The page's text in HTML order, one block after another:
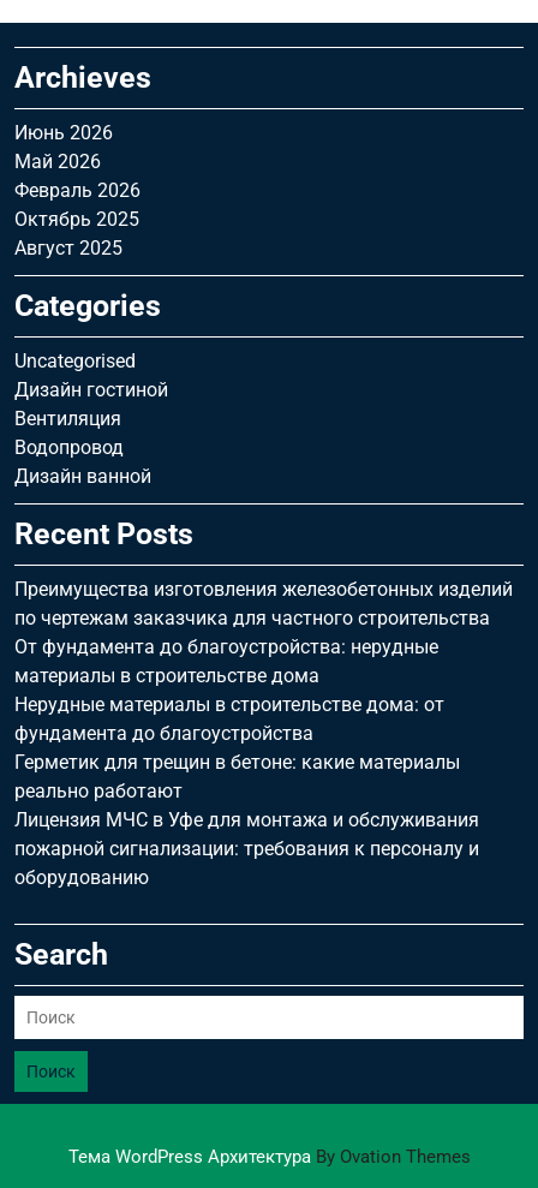
Archieves
Июнь 2026
Май 2026
Февраль 2026
Октябрь 2025
Август 2025
Categories
Uncategorised
Дизайн гостиной
Вентиляция
Водопровод
Дизайн ванной
Recent Posts
Преимущества изготовления железобетонных изделий
по чертежам заказчика для частного строительства
От фундамента до благоустройства: нерудные
материалы в строительстве дома
Нерудные материалы в строительстве дома: от
фундамента до благоустройства
Герметик для трещин в бетоне: какие материалы
реально работают
Лицензия МЧС в Уфе для монтажа и обслуживания
пожарной сигнализации: требования к персоналу и
оборудованию
Search
Поиск
Тема WordPress АрхитектураBy Ovation Themes